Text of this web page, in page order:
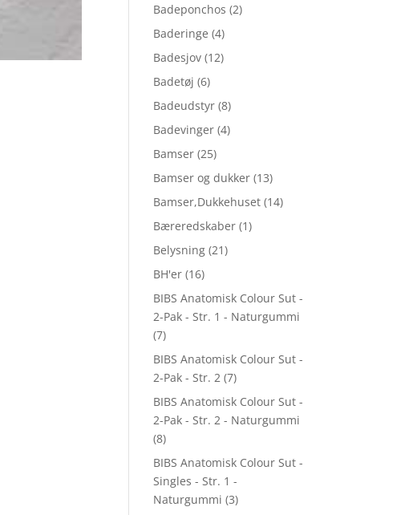
Badeponchos (2)
Baderinge (4)
Badesjov (12)
Badetøj (6)
Badeudstyr (8)
Badevinger (4)
Bamser (25)
Bamser og dukker (13)
Bamser,Dukkehuset (14)
Bæreredskaber (1)
Belysning (21)
BH'er (16)
BIBS Anatomisk Colour Sut -
2-Pak - Str. 1 - Naturgummi
(7)
BIBS Anatomisk Colour Sut -
2-Pak - Str. 2 (7)
BIBS Anatomisk Colour Sut -
2-Pak - Str. 2 - Naturgummi
(8)
BIBS Anatomisk Colour Sut -
Singles - Str. 1 -
Naturgummi (3)